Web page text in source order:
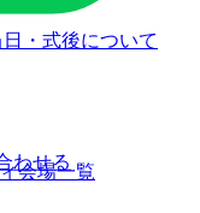
・式後について
会場一覧
わせる